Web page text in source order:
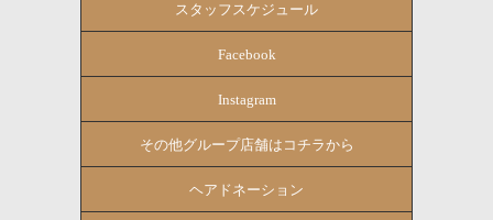
スタッフスケジュール
Facebook
Instagram
その他グループ店舗はコチラから
ヘアドネーション